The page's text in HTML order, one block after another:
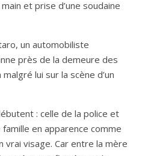
et prise d’une soudaine
un automobiliste
près de la demeure des
lui sur la scène d’un
: celle de la police et
famille en apparence comme
vrai visage. Car entre la mère